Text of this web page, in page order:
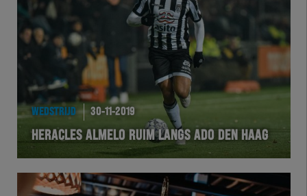
WEDSTRIJD 30-11-2019
HERACLES ALMELO RUIM LANGS ADO DEN HAAG